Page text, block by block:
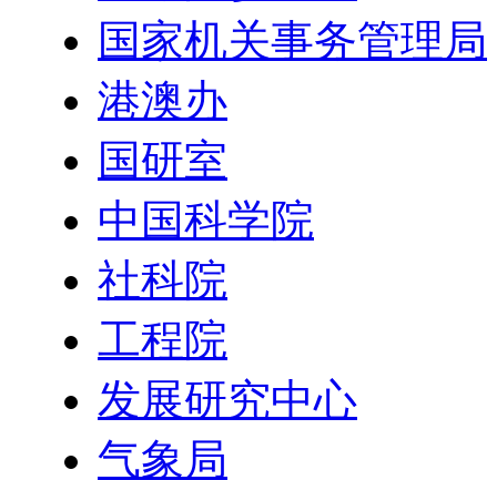
国家机关事务管理局
港澳办
国研室
中国科学院
社科院
工程院
发展研究中心
气象局